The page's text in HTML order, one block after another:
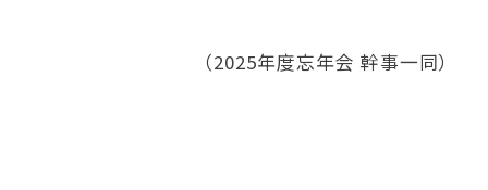
（2025年度忘年会 幹事一同）